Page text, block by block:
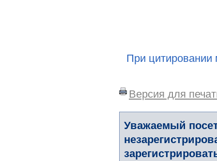
При цитировании
Версия для
Уважаемый